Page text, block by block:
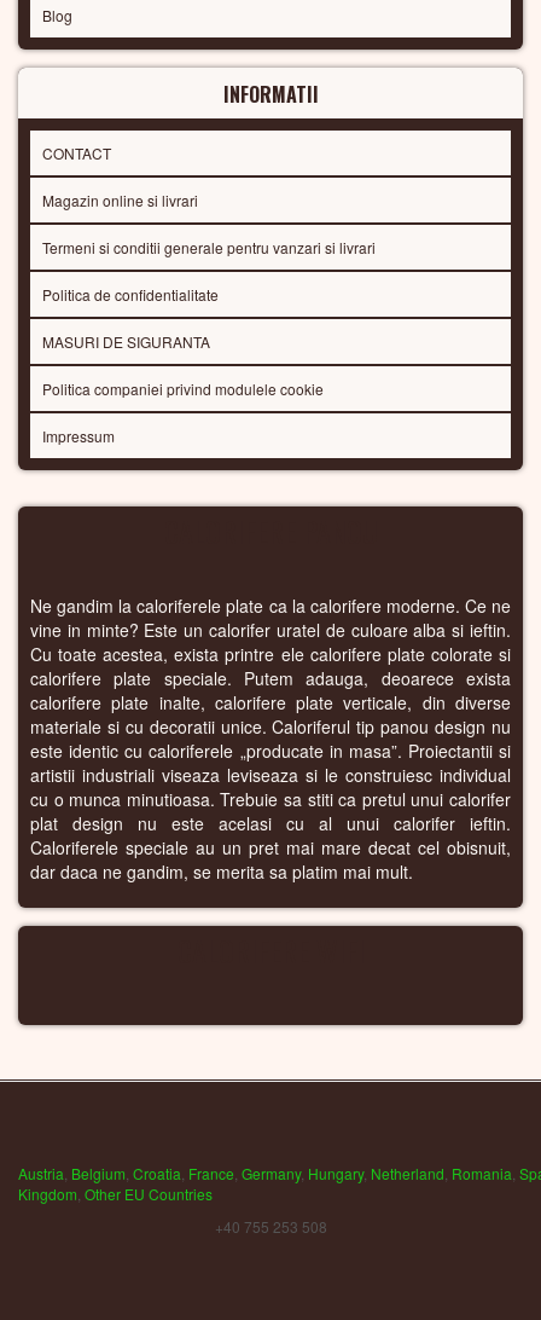
Blog
INFORMATII
CONTACT
Magazin online si livrari
Termeni si conditii generale pentru vanzari si livrari
Politica de confidentialitate
MASURI DE SIGURANTA
Politica companiei privind modulele cookie
Impressum
Ne gandim la caloriferele plate ca la calorifere moderne. Ce ne
vine in minte? Este un calorifer uratel de culoare alba si ieftin.
Cu toate acestea, exista printre ele calorifere plate colorate si
calorifere plate speciale. Putem adauga, deoarece exista
calorifere plate inalte, calorifere plate verticale, din diverse
materiale si cu decoratii unice. Caloriferul tip panou design nu
este identic cu caloriferele „producate in masa”. Proiectantii si
artistii industriali viseaza leviseaza si le construiesc individual
cu o munca minutioasa. Trebuie sa stiti ca pretul unui calorifer
plat design nu este acelasi cu al unui calorifer ieftin.
Caloriferele speciale au un pret mai mare decat cel obisnuit,
dar daca ne gandim, se merita sa platim mai mult.
Austria Belgium Croatia France Germany, Hungary, Netherland Romania
Kingdom Other EU Countries
+40 755 253 508